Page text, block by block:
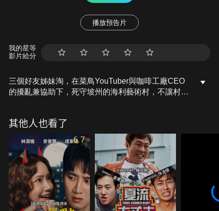
播放預告片
我的星等
影片給分
三個好友姊妹淘，在菜鳥YouTuber與咖啡工廠CEO
的擾亂兼協助下，死守坡州的海利藝術村，不讓村裡
其他人也看了
6.7